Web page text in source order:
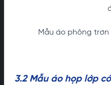
Mẫu áo phông
3.2 Mẫu áo họp lớp